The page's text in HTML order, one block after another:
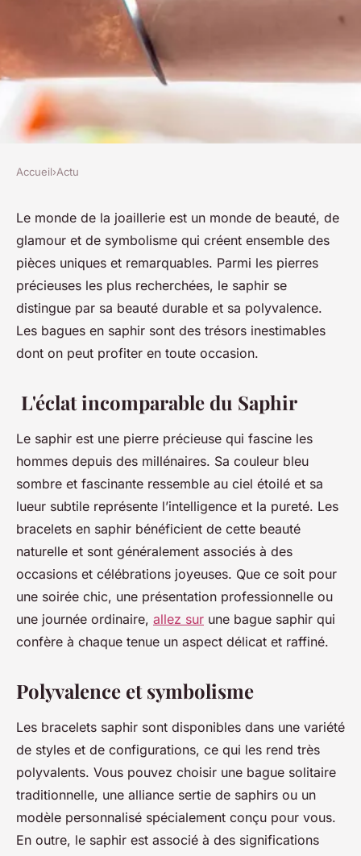
Des bagues en saphir pour
briller en toute occasion
josèphe•13 octobre 2023•2 min de lecture
Accueil›Actu
Le monde de la joaillerie est un monde de beauté, de
glamour et de symbolisme qui créent ensemble des
pièces uniques et remarquables. Parmi les pierres
précieuses les plus recherchées, le saphir se
distingue par sa beauté durable et sa polyvalence.
Les bagues en saphir sont des trésors inestimables
dont on peut profiter en toute occasion.
L'éclat incomparable du Saphir
Le saphir est une pierre précieuse qui fascine les
hommes depuis des millénaires. Sa couleur bleu
sombre et fascinante ressemble au ciel étoilé et sa
lueur subtile représente l’intelligence et la pureté. Les
bracelets en saphir bénéficient de cette beauté
naturelle et sont généralement associés à des
occasions et célébrations joyeuses. Que ce soit pour
une soirée chic, une présentation professionnelle ou
une journée ordinaire, allez sur une bague saphir qui
confère à chaque tenue un aspect délicat et raffiné.
Polyvalence et symbolisme
Les bracelets saphir sont disponibles dans une variété
de styles et de configurations, ce qui les rend très
polyvalents. Vous pouvez choisir une bague solitaire
traditionnelle, une alliance sertie de saphirs ou un
modèle personnalisé spécialement conçu pour vous.
En outre, le saphir est associé à des significations